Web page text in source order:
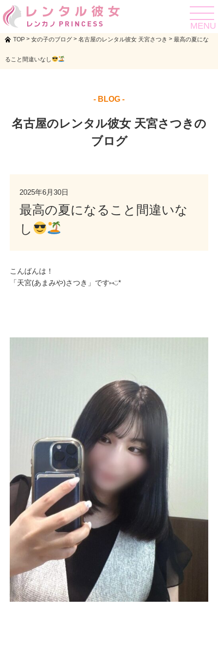
toggle
MENU
TOP > 女の子のブログ > 名古屋のレンタル彼女 天宮さつき > 最高の夏にな
ること間違いなし
- BLOG -
名古屋のレンタル彼女 天宮さつきの
ブログ
2025年6月30日
最高の夏になること間違いな
し
こんばんは！
「天宮(あまみや)さつき」です⑅◡̈*